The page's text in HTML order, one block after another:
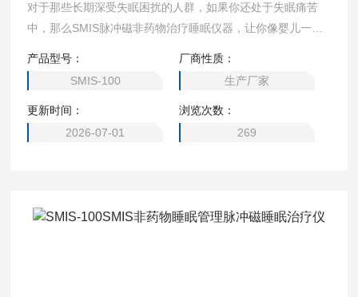
对于那些长期深受失眠困扰的人群，如果你还处于失眠痛苦
中，那么SMIS脉冲磁非药物治疗睡眠仪器，让你像婴儿一
满能量和活力。
产品型号：
SMIS-100
厂商性质：
生产厂家
更新时间：
2026-07-01
浏览次数：
269